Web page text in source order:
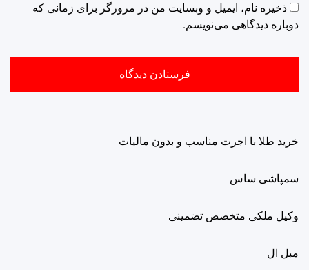
ذخیره نام، ایمیل و وبسایت من در مرورگر برای زمانی که
دوباره دیدگاهی می‌نویسم.
خرید طلا با اجرت مناسب و بدون مالیات
سمپاشی ساس
وکیل ملکی متخصص تضمینی
مبل ال